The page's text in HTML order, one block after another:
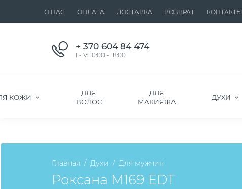
О НАС ОПЛАТА ДОСТАВКА ВОЗВРАТ КОНТАКТЫ
+ 370 604 84 474
I - V: 10:00 - 18:00
КОЖИ
ДЛЯ
ВОЛОС
ДЛЯ
МАКИЯЖА
ДУХИ
Главная Духи Для мужчин
Роксана M169 EDT